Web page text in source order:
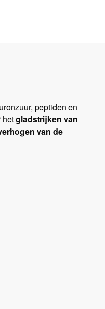
peptiden en
hetgladstrijken van
van de